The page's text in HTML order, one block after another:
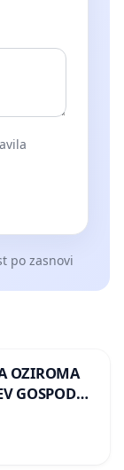
po zasnovi
OZIROMA
GOSPODA